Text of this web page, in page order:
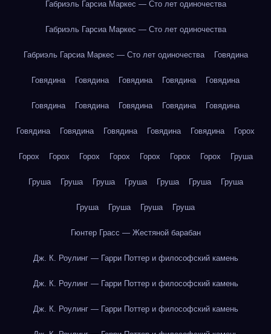
Габриэль Гарсиа Маркес — Сто лет одиночества
Габриэль Гарсиа Маркес — Сто лет одиночества
Габриэль Гарсиа Маркес — Сто лет одиночества Говядина
Говядина Говядина Говядина Говядина Говядина
Говядина Говядина Говядина Говядина Говядина
Говядина Говядина Говядина Говядина Говядина Горох
Горох Горох Горох Горох Горох Горох Горох Груша
Груша Груша Груша Груша Груша Груша Груша
Груша Груша Груша Груша
Гюнтер Грасс — Жестяной барабан
Дж. К. Роулинг — Гарри Поттер и философский камень
Дж. К. Роулинг — Гарри Поттер и философский камень
Дж. К. Роулинг — Гарри Поттер и философский камень